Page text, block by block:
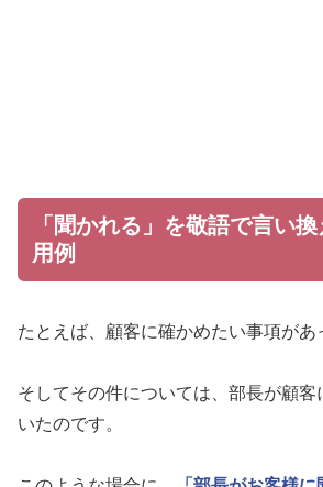
「聞かれる」を敬語で言い
用例
たとえば、顧客に確かめたい事項があ
そしてその件については、部長が顧客
いたのです。